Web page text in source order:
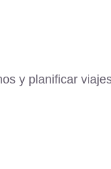
y planificar